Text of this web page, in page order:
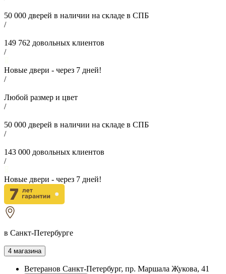
50 000 дверей в наличии на складе в СПБ
/
149 762 довольных клиентов
/
Новые двери - через 7 дней!
/
Любой размер и цвет
/
50 000 дверей в наличии на складе в СПБ
/
143 000 довольных клиентов
/
Новые двери - через 7 дней!
в Санкт-Петербурге
4 магазина
Ветеранов Санкт-Петербург, пр. Маршала Жукова, 41